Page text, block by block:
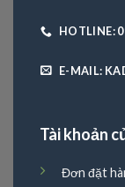
HOTLINE:
E-MAIL:
Tài khoản
Đơn đặt